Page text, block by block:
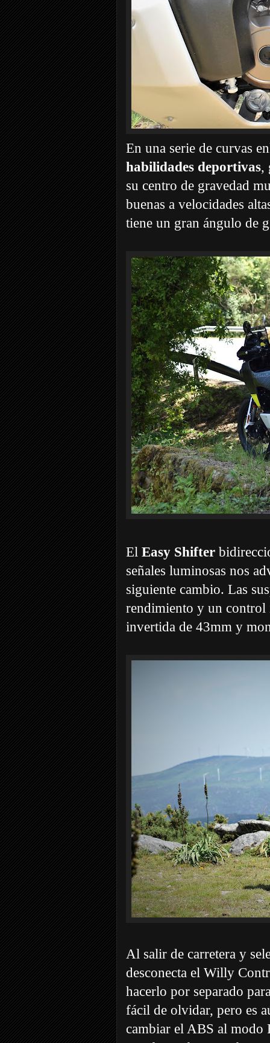
En una serie de curvas
habilidades deportivas,
su centro de gravedad
buenas a velocidades
tiene un gran ángulo de
El Easy Shifter
señales luminosas nos
siguiente cambio. Las
rendimiento y un control
invertida de 43mm y
Al salir de carretera y
desconecta el Willy
hacerlo por separado
fácil de olvidar, pero es
cambiar el ABS al modo